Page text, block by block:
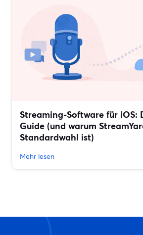
Streaming-Software für iOS:
Guide (und warum
Standardwahl ist)
Mehr lesen